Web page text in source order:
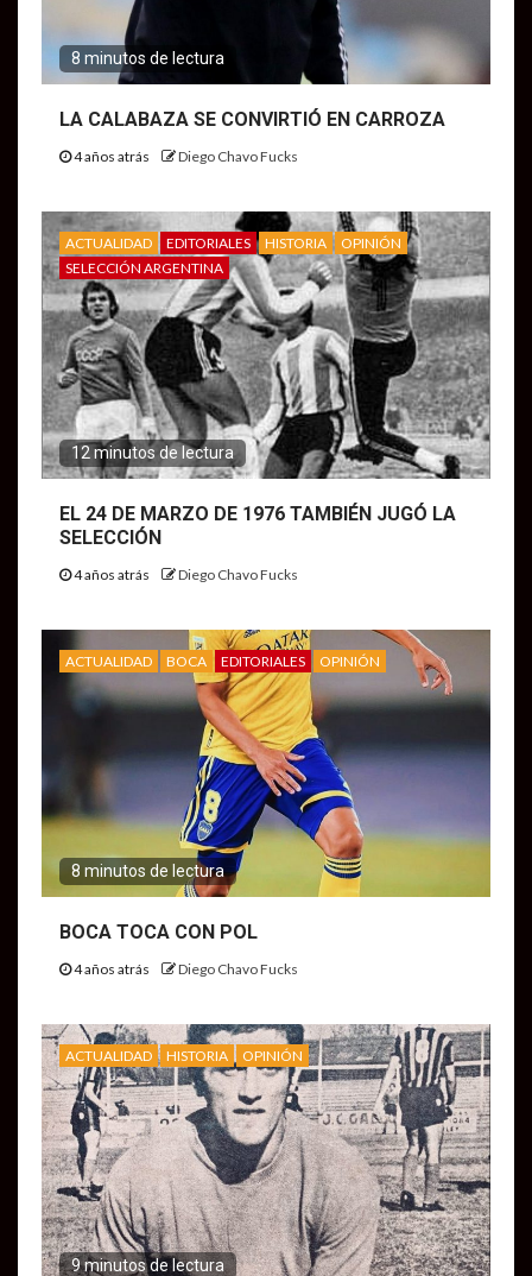
8 minutos de lectura
LA CALABAZA SE CONVIRTIÓ EN CARROZA
4 años atrás Diego Chavo Fucks
ACTUALIDAD EDITORIALES HISTORIA
OPINIÓN
SELECCIÓN ARGENTINA
12 minutos de lectura
EL 24 DE MARZO DE 1976 TAMBIÉN JUGÓ LA
SELECCIÓN
4 años atrás Diego Chavo Fucks
ACTUALIDAD BOCA EDITORIALES OPINIÓN
8 minutos de lectura
BOCA TOCA CON POL
4 años atrás Diego Chavo Fucks
ACTUALIDAD HISTORIA OPINIÓN
9 minutos de lectura